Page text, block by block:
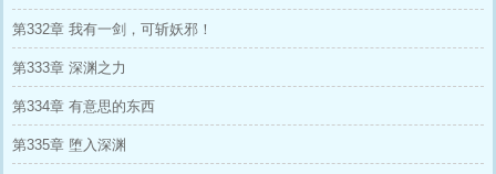
第332章 我有一剑，可斩妖邪！
第333章 深渊之力
第334章 有意思的东西
第335章 堕入深渊